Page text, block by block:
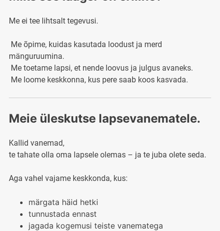
Me ei tee lihtsalt tegevusi.
Me õpime, kuidas kasutada loodust ja merd
mänguruumina.
Me toetame lapsi, et nende loovus ja julgus avaneks.
Me loome keskkonna, kus pere saab koos kasvada.
Meie üleskutse lapsevanematele.
Kallid vanemad,
te tahate olla oma lapsele olemas – ja te juba olete seda.
Aga vahel vajame keskkonda, kus:
märgata häid hetki
tunnustada ennast
jagada kogemusi teiste vanematega